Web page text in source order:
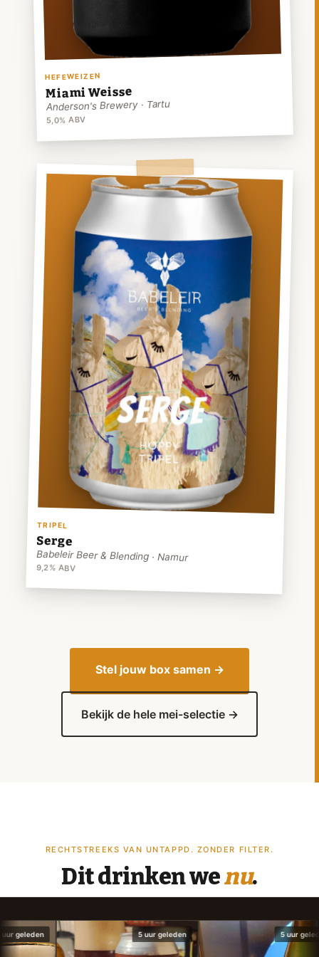
HEFEWEIZEN
Miami Weisse
Anderson's Brewery · Tartu
5,0% ABV
TRIPEL
Serge
Babeleir Beer & Blending · Namur
9,2% ABV
Stel jouw box samen →
Bekijk de hele mei-selectie →
RECHTSTREEKS VAN UNTAPPD. ZONDER FILTER.
Dit drinken wenu.
5 uur geleden 5 uur geleden